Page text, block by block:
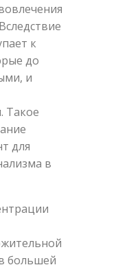
к
до
и
Такое
для
в
большей